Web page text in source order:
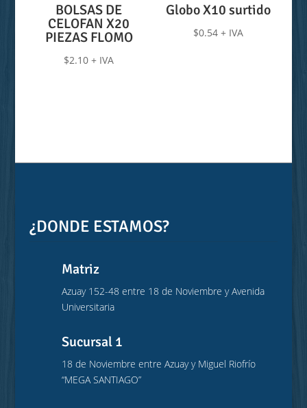
BOLSAS DE
CELOFAN X20
PIEZAS FLOMO
$2.10 + IVA
Globo X10 surtido
$0.54 + IVA
¿DONDE ESTAMOS?
Matriz
Azuay 152-48 entre 18 de Noviembre y Avenida
Universitaria
Sucursal 1
18 de Noviembre entre Azuay y Miguel Riofrío
“MEGA SANTIAGO”